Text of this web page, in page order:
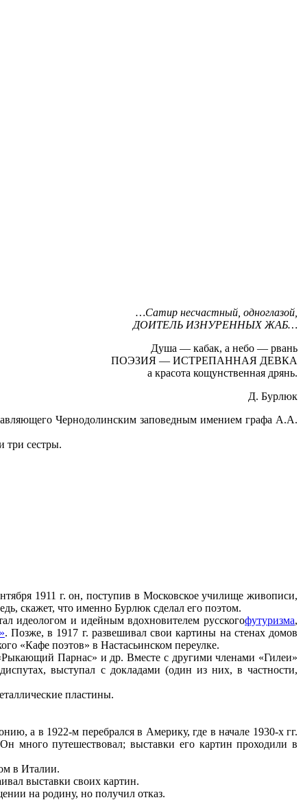
…Сатир несчастный, одноглазой,
ДОИТЕЛЬ ИЗНУРЕННЫХ ЖАБ…
Душа — кабак, а небо — рвань
ПОЭЗИЯ — ИСТРЕПАННАЯ ДЕВКА
а красота кощунственная дрянь.
Д. Бурлюк
Чернодолинским заповедным имением графа А.А.
три сестры.
1911 г. он, поступив в Московское училище живописи,
скажет, что именно Бурлюк сделал его поэтом.
идеологом и идейным вдохновителем русскогофутуризма,
. Позже, в 1917 г. развешивал свои картины на стенах домов
«Кафе поэтов» в Настасьинском переулке.
Парнас» и др. Вместе с другими членами «Гилеи»
выступал с докладами (один из них, в частности,
пластины.
а в 1922-м перебрался в Америку, где в начале 1930-х гг.
много путешествовал; выставки его картин проходили в
в Италии.
выставки своих картин.
на родину, но получил отказ.